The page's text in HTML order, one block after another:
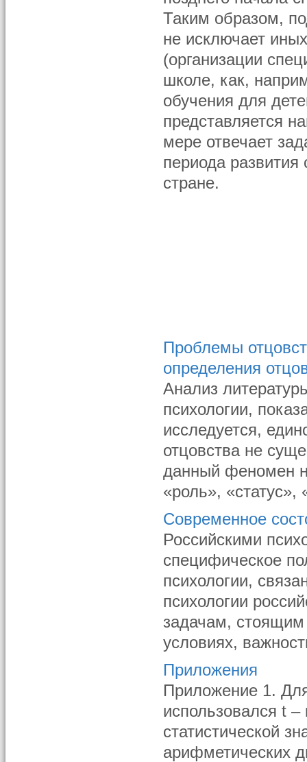
Таким образом,
не исключает
(организации
школе, как,
обучения для
представляется
мере отвечает
периода
стране.
Проблемы
определения
Анализ
психологии,
исследуется,
отцовства не
данный феномен
«роль», «статус»,
Современное
Российскими
специфическое
психологии,
психологии
задачам,
условиях,
Приложения
Приложение 1.
использовался t
статистической
арифметических